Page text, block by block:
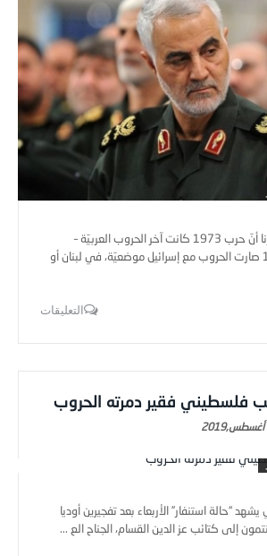
لمؤرّخ منصف أن يُخبرنا أنّ حرب 1973 كانت آخر الحروب العربيّة –
الإسرائيليّة. بعد 1973 صارت الحروب مع إسرائيل موضعيّة، في لبنان أو
التعليقات
فلسطيني فقير دمرته الحروب
“حالة استنفار” الأربعاء بعد تفجيرين أوديا
إلى كتائب عز الدين القسام، الجناح الع ...